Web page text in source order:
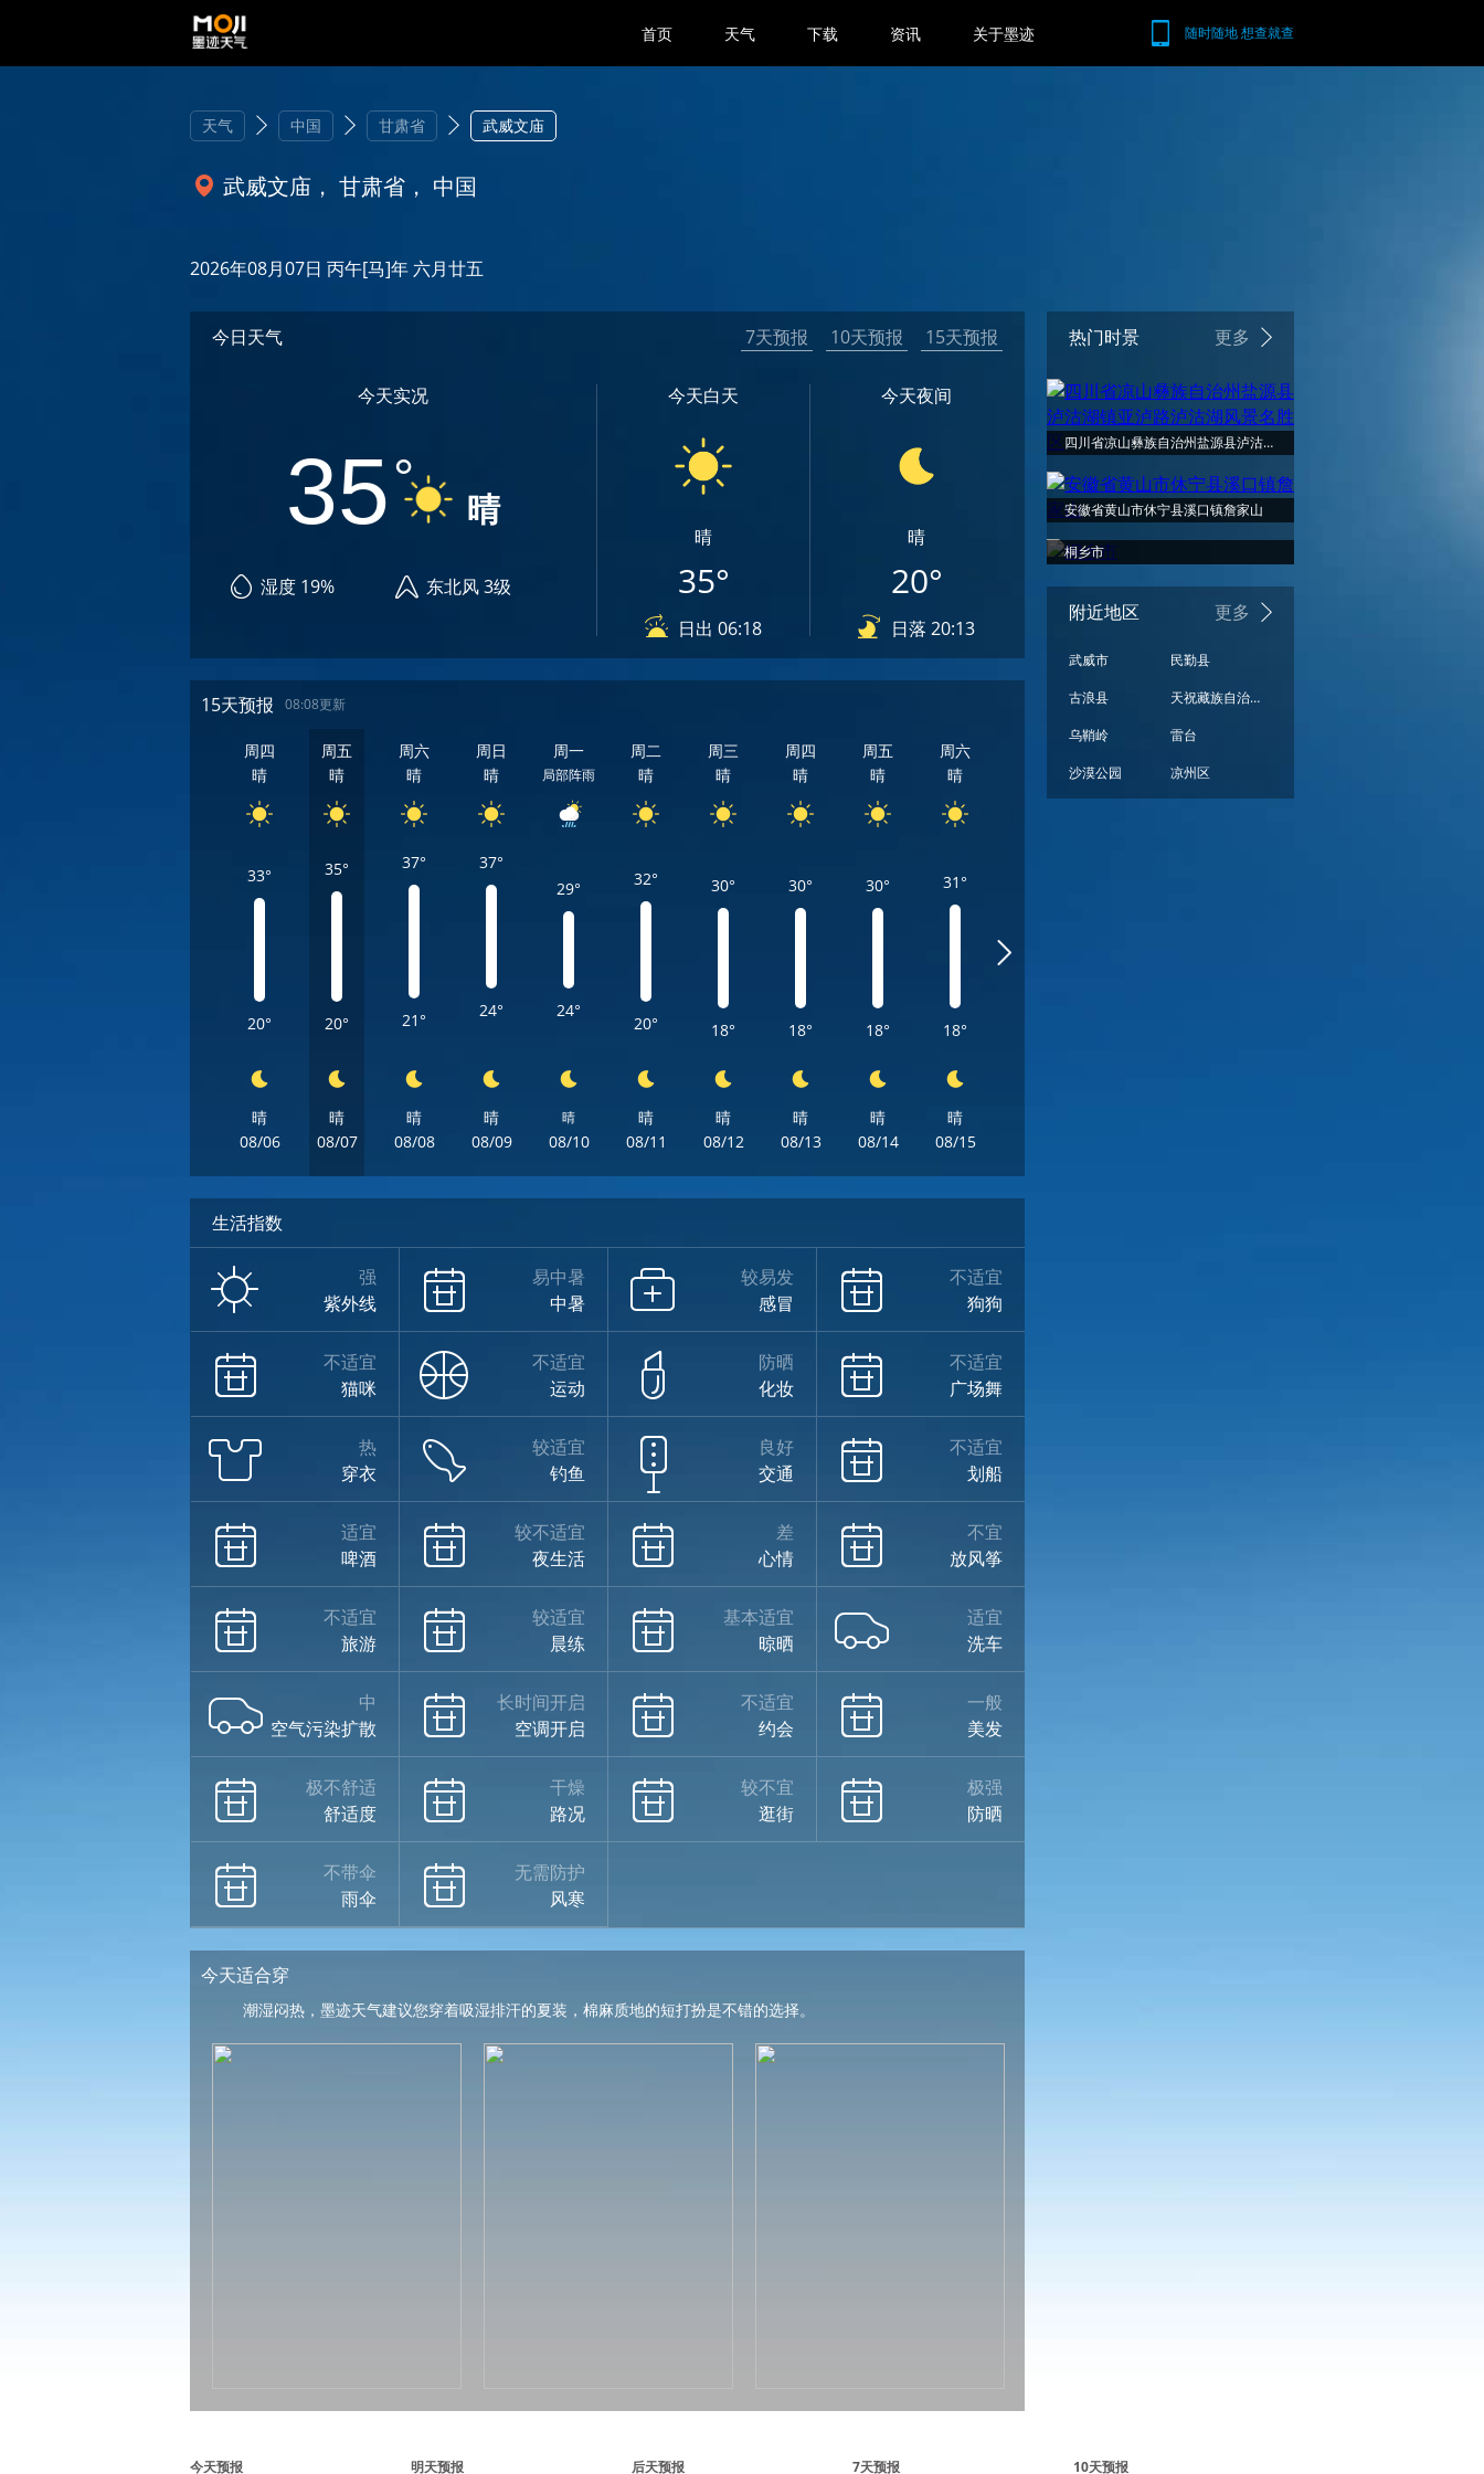
随时随地 想查就查
首页 天气 下载 资讯 关于墨迹
天气 中国 甘肃省 武威文庙
武威文庙， 甘肃省， 中国
2026年08月07日 丙午[马]年 六月廿五
热门时景 更多
四川省凉山彝族自治州盐源县泸沽湖镇亚泸路泸沽湖风景名胜区
安徽省黄山市休宁县溪口镇詹家山
桐乡市
附近地区 更多
武威市
民勤县
古浪县
天祝藏族自治县
乌鞘岭
雷台
沙漠公园
凉州区
今日天气 7天预报 10天预报 15天预报
今天实况
35 晴
湿度 19% 东北风 3级
今天白天
晴
35°
日出 06:18
今天夜间
晴
20°
日落 20:13
15天预报 08:08更新
周四
晴
33°
20°
晴
08/06
周五
晴
35°
20°
晴
08/07
周六
晴
37°
21°
晴
08/08
周日
晴
37°
24°
晴
08/09
周一
局部阵雨
29°
24°
晴
08/10
周二
晴
32°
20°
晴
08/11
周三
晴
30°
18°
晴
08/12
周四
晴
30°
18°
晴
08/13
周五
晴
30°
18°
晴
08/14
周六
晴
31°
18°
晴
08/15
晴
晴
生活指数
强
紫外线
易中暑
中暑
较易发
感冒
不适宜
狗狗
不适宜
猫咪
不适宜
运动
防晒
化妆
不适宜
广场舞
热
穿衣
较适宜
钓鱼
良好
交通
不适宜
划船
适宜
啤酒
较不适宜
夜生活
差
心情
不宜
放风筝
不适宜
旅游
较适宜
晨练
基本适宜
晾晒
适宜
洗车
中
空气污染扩散
长时间开启
空调开启
不适宜
约会
一般
美发
极不舒适
舒适度
干燥
路况
较不宜
逛街
极强
防晒
不带伞
雨伞
无需防护
风寒
今天适合穿
潮湿闷热，墨迹天气建议您穿着吸湿排汗的夏装，棉麻质地的短打扮是不错的选择。
今天预报 明天预报 后天预报 7天预报 10天预报